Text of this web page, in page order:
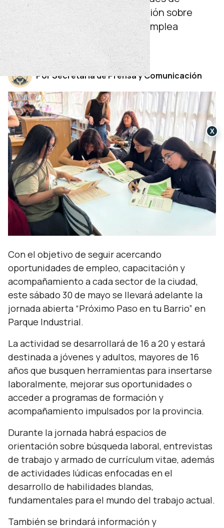
habilidades blandas e información sobre
programas provinciales como Emplea
Neuquén y Kimun.
miércoles 27 de mayo de 2026
Por Secretaría de Prensa y Comunicación
Con el objetivo de seguir acercando
oportunidades de empleo, capacitación y
acompañamiento a cada sector de la ciudad,
este sábado 30 de mayo se llevará adelante la
jornada abierta “Próximo Paso en tu Barrio” en
Parque Industrial.
La actividad se desarrollará de 16 a 20 y estará
destinada a jóvenes y adultos, mayores de 16
años que busquen herramientas para insertarse
laboralmente, mejorar sus oportunidades o
acceder a programas de formación y
acompañamiento impulsados por la provincia.
Durante la jornada habrá espacios de
orientación sobre búsqueda laboral, entrevistas
de trabajo y armado de currículum vitae, además
de actividades lúdicas enfocadas en el
desarrollo de habilidades blandas,
fundamentales para el mundo del trabajo actual.
También se brindará información y
X